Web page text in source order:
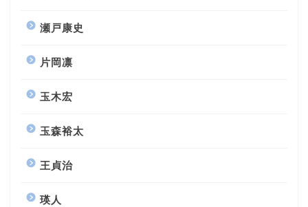
瀬戸康史
片岡凛
玉木宏
玉森裕太
王貞治
瑛人